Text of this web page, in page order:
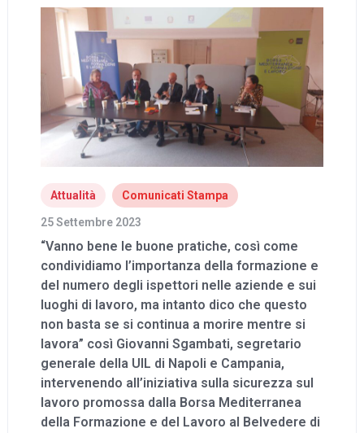
Attualità Comunicati Stampa
25 Settembre 2023
“Vanno bene le buone pratiche, così come
condividiamo l’importanza della formazione e
del numero degli ispettori nelle aziende e sui
luoghi di lavoro, ma intanto dico che questo
non basta se si continua a morire mentre si
lavora” così Giovanni Sgambati, segretario
generale della UIL di Napoli e Campania,
intervenendo all’iniziativa sulla sicurezza sul
lavoro promossa dalla Borsa Mediterranea
della Formazione e del Lavoro al Belvedere di